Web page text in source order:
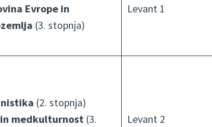
Evrope in
(3. stopnja)
Levant 1
(2. stopnja)
medkulturnost(3.
Levant 2